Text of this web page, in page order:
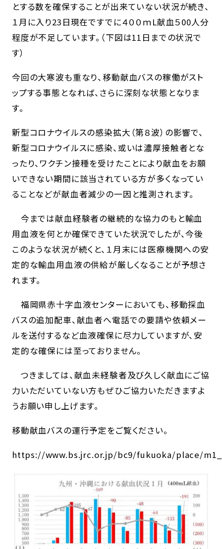
とする数を確保することが出来ていない状況が続き、
１月に入り23日現在ですでに４００ｍL献血５00人分
程度が不足しています。（下図は11日までの状況で
す）
今回の大寒波も重なり、移動献血バスの稼働がスト
ップする事態となれば、さらに深刻な状態となりま
す。
新型コロナウイルスの感染拡大（第８波）の影響で、
新型コロナウイルスに感染、或いは濃厚接触者とな
ったり、ワクチン接種を受けたことにより献血をお願
いできない期間に該当されている方が多くなってい
ることなどが献血者減少の一因と推測されます。
今までは献血経験者の継続的な協力のもと輸血
用血液を何とか確保できていた状況でしたが、今後
このような状況が続くと、１月末には医療機関への安
定的な輸血用血液の供給が厳しくなることが予想さ
れます。
福岡県赤十字血液センターにおいても、移動採血
バスの追加配車、献血者へ電話での要請や依頼メー
ルを送付するなど血液確保に尽力していますが、安
定的な確保には至っておりません。
つきましては、献血未経験者及び久しく献血にご協
力いただいていない方もぜひご協力いただきますよ
うお願い申し上げます。
移動献血バスの運行予定をご覧ください。
https://www.bs.jrc.or.jp/bc9/fukuoka/place/